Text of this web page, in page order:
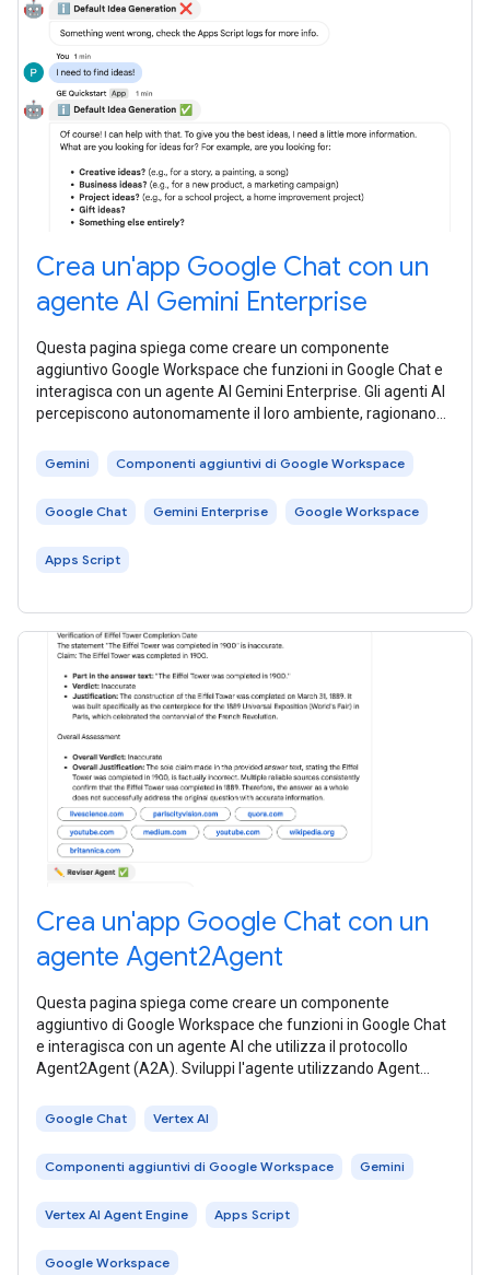
Crea un'app Google Chat con un
agente AI Gemini Enterprise
Questa pagina spiega come creare un componente
aggiuntivo Google Workspace che funzioni in Google Chat e
interagisca con un agente AI Gemini Enterprise. Gli agenti AI
percepiscono autonomamente il loro ambiente, ragionano
Gemini Componenti aggiuntivi di Google Workspace
Google Chat Gemini Enterprise Google Workspace
Apps Script
Crea un'app Google Chat con un
agente Agent2Agent
Questa pagina spiega come creare un componente
aggiuntivo di Google Workspace che funzioni in Google Chat
e interagisca con un agente AI che utilizza il protocollo
Agent2Agent (A2A). Sviluppi l'agente utilizzando Agent
Google Chat Vertex AI
Componenti aggiuntivi di Google Workspace Gemini
Vertex AI Agent Engine Apps Script
Google Workspace